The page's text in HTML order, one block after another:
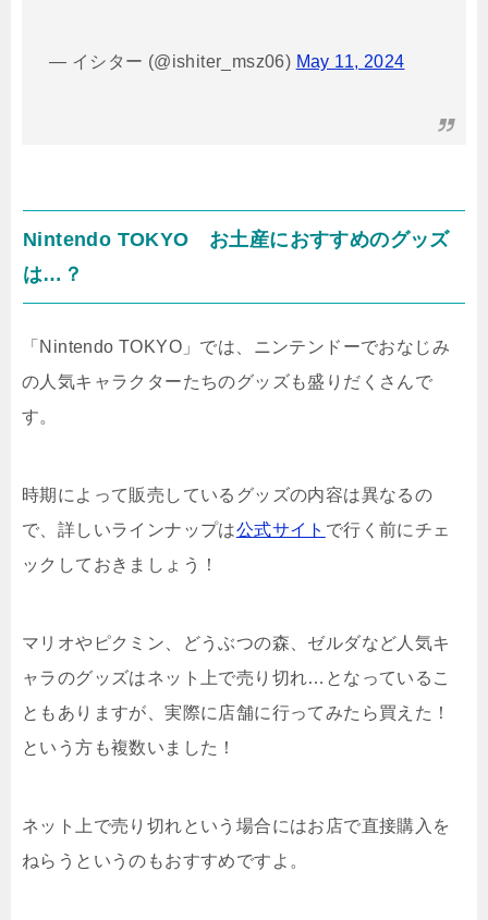
— イシター (@ishiter_msz06) May 11, 2024
Nintendo TOKYO お土産におすすめのグッズ
は…？
「Nintendo TOKYO」では、ニンテンドーでおなじみ
の人気キャラクターたちのグッズも盛りだくさんで
す。
時期によって販売しているグッズの内容は異なるの
で、詳しいラインナップは公式サイト で行く前にチェ
ックしておきましょう！
マリオやピクミン、どうぶつの森、ゼルダなど人気キ
ャラのグッズはネット上で売り切れ…となっているこ
ともありますが、実際に店舗に行ってみたら買えた！
という方も複数いました！
ネット上で売り切れという場合にはお店で直接購入を
ねらうというのもおすすめですよ。